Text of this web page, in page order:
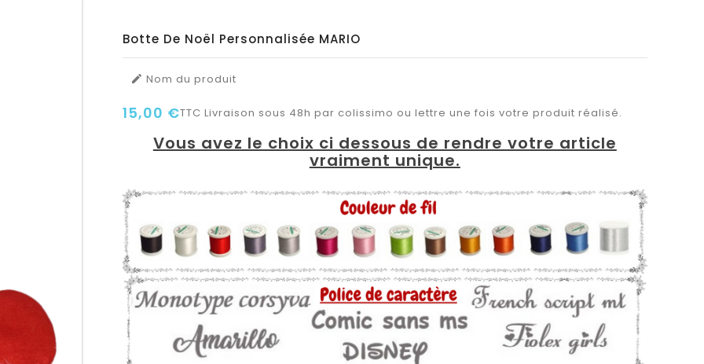
Botte De Noël Personnalisée MARIO
 Nom du produit
15,00 €TTC Livraison sous 48h par colissimo ou lettre une fois votre produit réalisé.
Vous avez le choix ci dessous de rendre votre article
vraiment unique.